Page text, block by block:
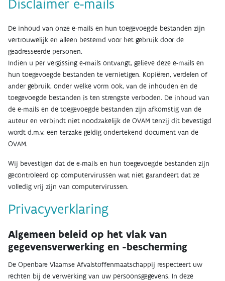
De inhoud van onze e-mails en hun toegevoegde bestanden zijn
vertrouwelijk en alleen bestemd voor het gebruik door de
geadresseerde personen.
Indien u per vergissing e-mails ontvangt, gelieve deze e-mails en
hun toegevoegde bestanden te vernietigen. Kopiëren, verdelen of
ander gebruik, onder welke vorm ook, van de inhouden en de
toegevoegde bestanden is ten strengste verboden. De inhoud van
de e-mails en de toegevoegde bestanden zijn afkomstig van de
auteur en verbindt niet noodzakelijk de OVAM tenzij dit bevestigd
wordt d.m.v. een terzake geldig ondertekend document van de
OVAM.
Wij bevestigen dat de e-mails en hun toegevoegde bestanden zijn
gecontroleerd op computervirussen wat niet garandeert dat ze
volledig vrij zijn van computervirussen.
Privacyverklaring
Algemeen beleid op het vlak van
gegevensverwerking en -bescherming
De Openbare Vlaamse Afvalstoffenmaatschappij respecteert uw
rechten bij de verwerking van uw persoonsgegevens. In deze